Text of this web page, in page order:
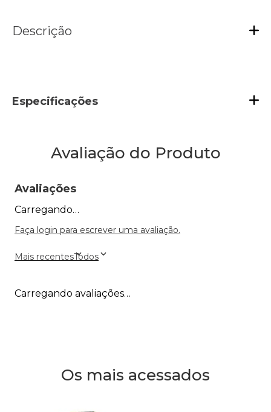
Descrição
Especificações
Avaliação do Produto
Avaliações
Carregando…
Faça login para escrever uma avaliação.
Mais recentesTodos
Carregando avaliações…
Os mais acessados